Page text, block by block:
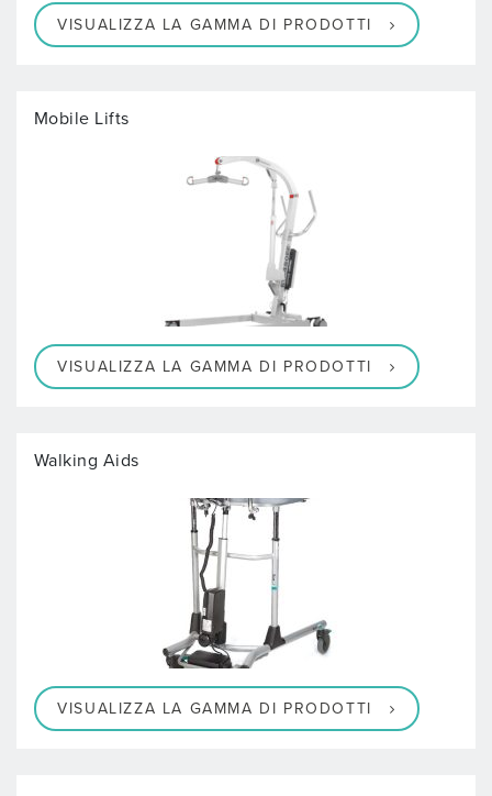
VISUALIZZA LA GAMMA DI PRODOTTI
Mobile Lifts
VISUALIZZA LA GAMMA DI PRODOTTI
Walking Aids
VISUALIZZA LA GAMMA DI PRODOTTI